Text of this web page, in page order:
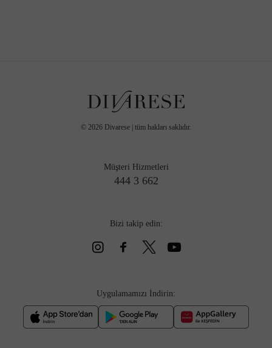
© 2026 Divarese | tüm hakları saklıdır.
Müşteri Hizmetleri
444 3 662
Bizi takip edin:
Uygulamamızı İndirin: